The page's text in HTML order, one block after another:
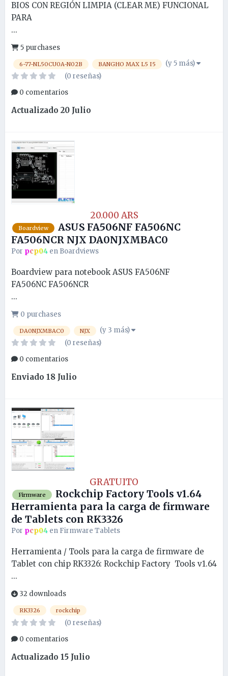
BIOS CON REGIÓN LIMPIA (CLEAR ME) FUNCIONAL
PARA
...
5 purchases
6-77-NL50CU0A-N02B BANGHO MAX L5 I5
(y 5 más)
(0 reseñas)
0 comentarios
Actualizado 20 Julio
20.000 ARS
Boardview
ASUS FA506NF FA506NC
FA506NCR NJX DA0NJXMBAC0
Por pcp04 en Boardviews
Boardview para notebook ASUS FA506NF
FA506NC FA506NCR
...
0 purchases
DA0NJXMBAC0 NJX
(y 3 más)
(0 reseñas)
0 comentarios
Enviado 18 Julio
GRATUITO
Firmware
Rockchip Factory Tools v1.64
Herramienta para la carga de firmware
de Tablets con RK3326
Por pcp04 en Firmware Tablets
Herramienta / Tools para la carga de firmware de
Tablet con chip RK3326: Rockchip Factory Tools v1.64
...
32 downloads
RK3326 rockchip
(0 reseñas)
0 comentarios
Actualizado 15 Julio